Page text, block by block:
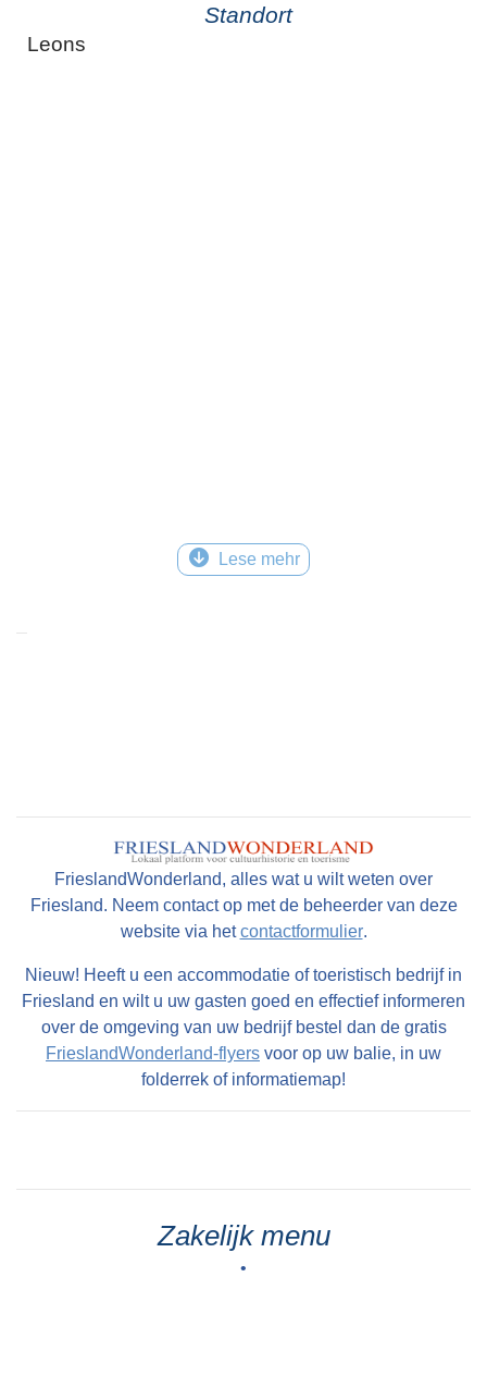
Standort
Leons
Lese mehr
FrieslandWonderland, alles wat u wilt weten over
Friesland. Neem contact op met de beheerder van deze
website via hetcontactformulier.
Nieuw! Heeft u een accommodatie of toeristisch bedrijf in
Friesland en wilt u uw gasten goed en effectief informeren
over de omgeving van uw bedrijf bestel dan de gratis
FrieslandWonderland-flyers voor op uw balie, in uw
folderrek of informatiemap!
Zakelijk menu
•